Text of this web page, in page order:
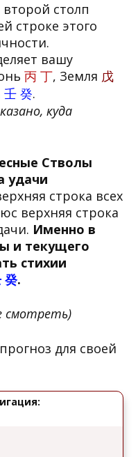
столп
строке этого
вашу
丙 丁, Земля 戊
壬 癸.
куда
Стволы
удачи
строка всех
верхняя строка
Именно в
и текущего
стихии
癸.
смотреть)
для своей